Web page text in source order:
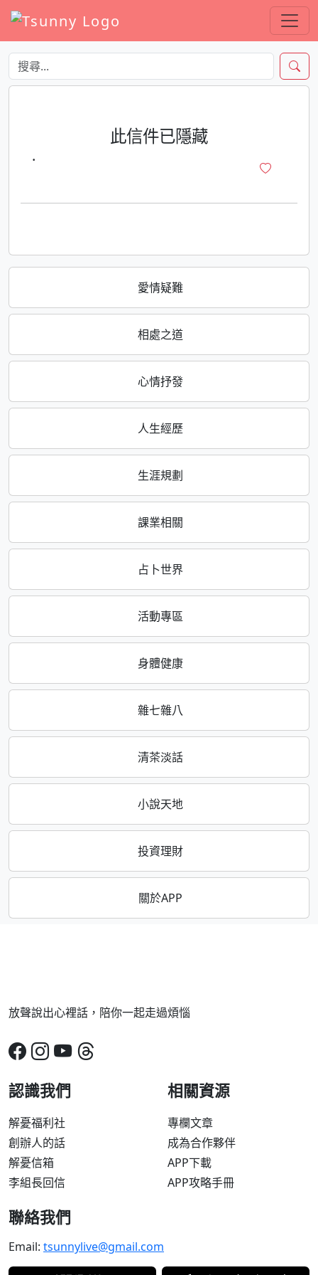
愛情疑難
相處之道
心情抒發
人生經歷
生涯規劃
課業相關
占卜世界
活動專區
身體健康
雜七雜八
清茶淡話
小說天地
投資理財
關於APP
此信件已隱藏
·
放聲說出心裡話，陪你一起走過煩惱
認識我們
解憂福利社
創辦人的話
解憂信箱
李組長回信
相關資源
專欄文章
成為合作夥伴
APP下載
APP攻略手冊
聯絡我們
Email: tsunnylive@gmail.com